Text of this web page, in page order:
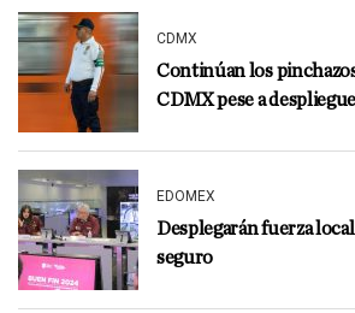
CDMX
Continúan los
CDMX pese a
EDOMEX
Desplegarán fuerza
seguro